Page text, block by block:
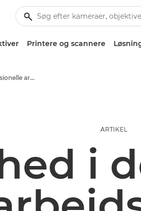
Printere og scannere
Erhvervs- og professionelle artikler
ARTIKEL
i